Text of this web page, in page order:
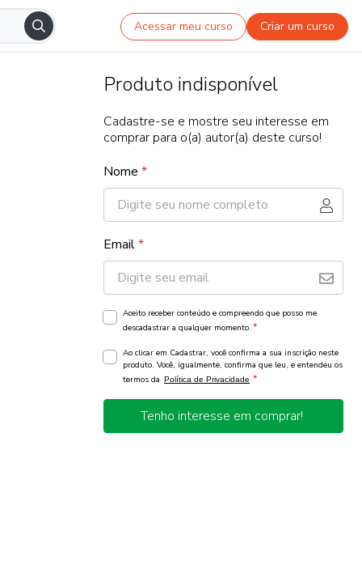
Acessar meu curso Criar um curso
Produto indisponível
Cadastre-se e mostre seu interesse em
comprar para o(a) autor(a) deste curso!
Nome *
Email*
Aceito receber conteúdo e compreendo que posso me
descadastrar a qualquer momento. *
Ao clicar em Cadastrar, você confirma a sua inscrição neste
produto. Você, igualmente, confirma que leu, e entendeu os
termos da Política de Privacidade *
Tenho interesse em comprar!